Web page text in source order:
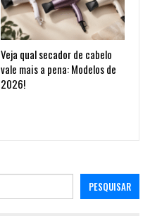
Veja qual secador de cabelo
vale mais a pena: Modelos de
2026!
PESQUISAR